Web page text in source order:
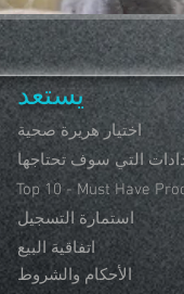
اتفاقية البيع
استمارة التسجيل
التي سوف تحتاجها
اختيار هريرة صحية
يستعد
Top 10 - Must Have
الأحكام والشروط